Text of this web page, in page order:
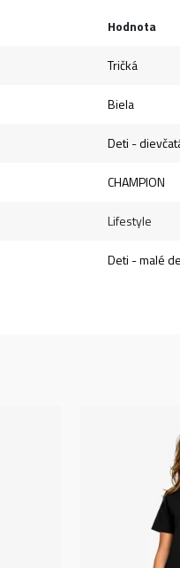
Hodnota
Tričká
Biela
Deti -
CHAMPION
Lifestyle
Deti - malé